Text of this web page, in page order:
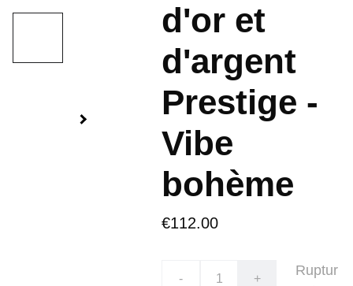
d'or et
d'argent
Prestige -
Vibe
bohème
€112.00
- +
Ruptur